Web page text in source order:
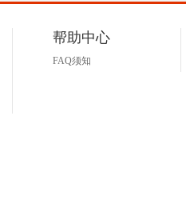
帮助中心
FAQ须知